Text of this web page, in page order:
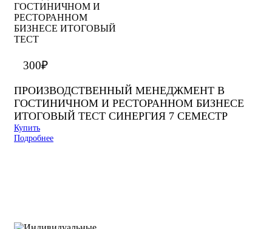
300₽
ПРОИЗВОДСТВЕННЫЙ МЕНЕДЖМЕНТ В
ГОСТИНИЧНОМ И РЕСТОРАННОМ БИЗНЕСЕ
ИТОГОВЫЙ ТЕСТ СИНЕРГИЯ 7 СЕМЕСТР
Купить
Подробнее